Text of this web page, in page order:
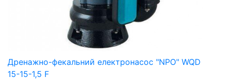
Дренажно-фекальний електронасос "NPO" WQD
15-15-1,5 F